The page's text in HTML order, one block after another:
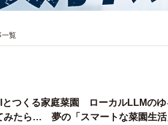
一覧
とつくる家庭菜園 ローカルLLMの
みたら… 夢の「スマートな菜園生活